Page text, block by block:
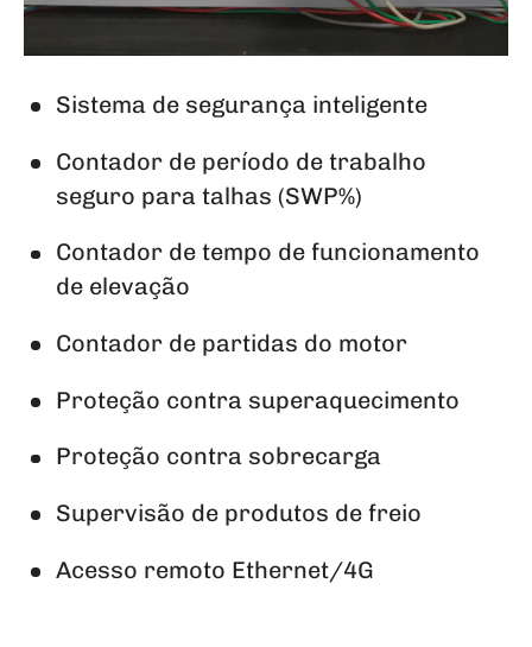
Sistema de segurança inteligente
Contador de período de trabalho
seguro para talhas (SWP%)
Contador de tempo de funcionamento
de elevação
Contador de partidas do motor
Proteção contra superaquecimento
Proteção contra sobrecarga
Supervisão de produtos de freio
Acesso remoto Ethernet/4G